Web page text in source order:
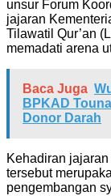
unsur Forum
jajaran
Tilawatil Qur’an
memadati arena
Baca Juga
BPKAD
Donor Darah
Kehadiran
tersebut
pengembangan